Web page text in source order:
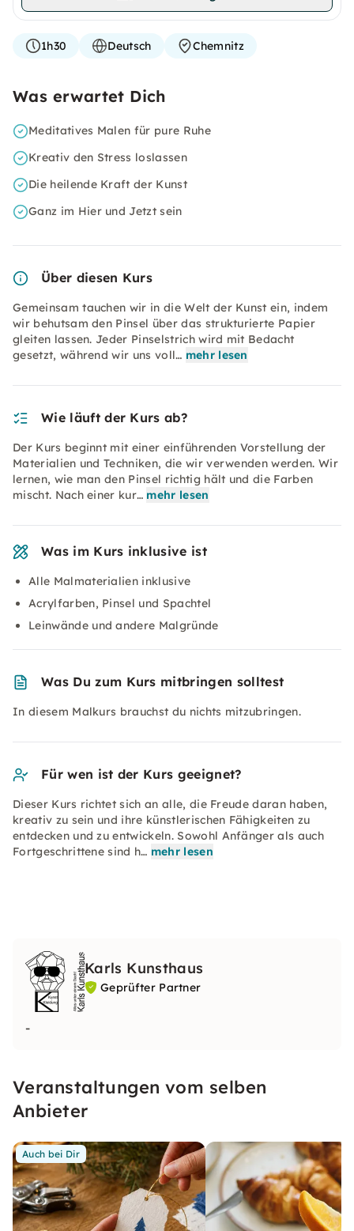
1h30 Deutsch Chemnitz
Was erwartet Dich
Meditatives Malen für pure Ruhe
Kreativ den Stress loslassen
Die heilende Kraft der Kunst
Ganz im Hier und Jetzt sein
Über diesen Kurs
Gemeinsam tauchen wir in die Welt der Kunst ein, indem
wir behutsam den Pinsel über das strukturierte Papier
gleiten lassen. Jeder Pinselstrich wird mit Bedacht
gesetzt, während wir uns voll… mehr lesen
Wie läuft der Kurs ab?
Der Kurs beginnt mit einer einführenden Vorstellung der
Materialien und Techniken, die wir verwenden werden. Wir
lernen, wie man den Pinsel richtig hält und die Farben
mischt. Nach einer kur… mehr lesen
Was im Kurs inklusive ist
Alle Malmaterialien inklusive
Acrylfarben, Pinsel und Spachtel
Leinwände und andere Malgründe
Was Du zum Kurs mitbringen solltest
In diesem Malkurs brauchst du nichts mitzubringen.
Für wen ist der Kurs geeignet?
Dieser Kurs richtet sich an alle, die Freude daran haben,
kreativ zu sein und ihre künstlerischen Fähigkeiten zu
entdecken und zu entwickeln. Sowohl Anfänger als auch
Fortgeschrittene sind h… mehr lesen
Karls Kunsthaus
Geprüfter Partner
-
Veranstaltungen vom selben
Anbieter
Auch bei Dir